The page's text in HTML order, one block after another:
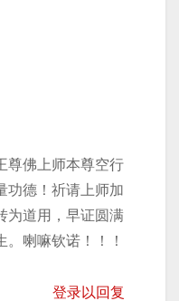
尊佛上师本尊空行
功德！祈请上师加
为道用，早证圆满
喇嘛钦诺！！！
登录以回复